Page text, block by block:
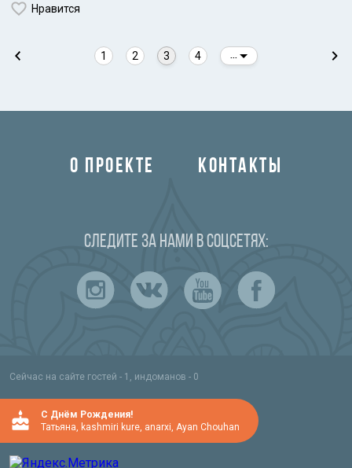
Нравится
1 2 3 4
О ПРОЕКТЕ КОНТАКТЫ
Следите за нами в соцсетях:
Сейчас на сайте гостей - 1, индоманов - 0
C Днём Рождения!
Татьяна, kashmiri kure, anarxi, Ayan Chouhan